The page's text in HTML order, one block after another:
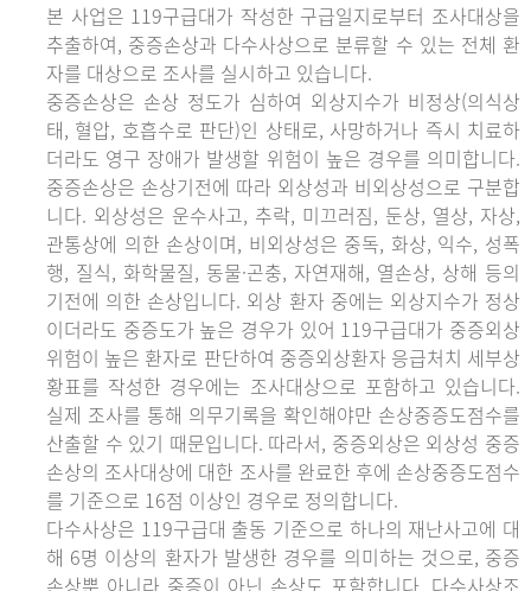
본 사업은 119구급대가 작성한 구급일지로부터 조사대상을
추출하여, 중증손상과 다수사상으로 분류할 수 있는 전체 환
자를 대상으로 조사를 실시하고 있습니다.
중증손상은 손상 정도가 심하여 외상지수가 비정상(의식상
태, 혈압, 호흡수로 판단)인 상태로, 사망하거나 즉시 치료하
더라도 영구 장애가 발생할 위험이 높은 경우를 의미합니다.
중증손상은 손상기전에 따라 외상성과 비외상성으로 구분합
니다. 외상성은 운수사고, 추락, 미끄러짐, 둔상, 열상, 자상,
관통상에 의한 손상이며, 비외상성은 중독, 화상, 익수, 성폭
행, 질식, 화학물질, 동물·곤충, 자연재해, 열손상, 상해 등의
기전에 의한 손상입니다. 외상 환자 중에는 외상지수가 정상
이더라도 중증도가 높은 경우가 있어 119구급대가 중증외상
위험이 높은 환자로 판단하여 중증외상환자 응급처치 세부상
황표를 작성한 경우에는 조사대상으로 포함하고 있습니다.
실제 조사를 통해 의무기록을 확인해야만 손상중증도점수를
산출할 수 있기 때문입니다. 따라서, 중증외상은 외상성 중증
손상의 조사대상에 대한 조사를 완료한 후에 손상중증도점수
를 기준으로 16점 이상인 경우로 정의합니다.
다수사상은 119구급대 출동 기준으로 하나의 재난사고에 대
해 6명 이상의 환자가 발생한 경우를 의미하는 것으로, 중증
손상뿐 아니라 중증이 아닌 손상도 포함합니다. 다수사상조